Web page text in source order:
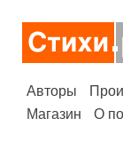
Авторы
Магазин
О